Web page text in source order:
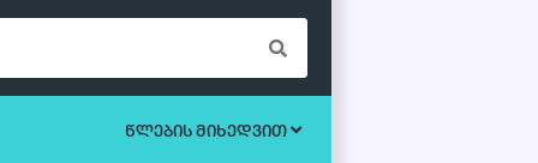
წლების მიხედვით